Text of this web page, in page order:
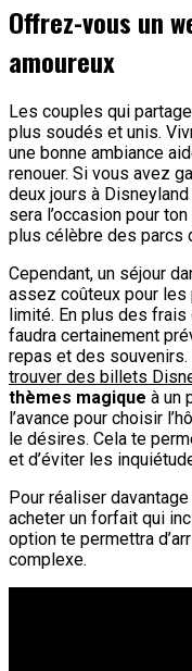
Offrez-vous un
amoureux
Les couples qui
plus soudés et unis.
une bonne ambiance
renouer. Si vous avez
deux jours à
sera l’occasion pour
plus célèbre des parcs
Cependant, un séjour
assez coûteux pour les
limité. En plus des
faudra certainement
repas et des
trouver des billets
thèmes magique à un
l’avance pour choisir
le désires. Cela te
et d’éviter les
Pour réaliser
acheter un forfait qui
option te permettra
complexe.